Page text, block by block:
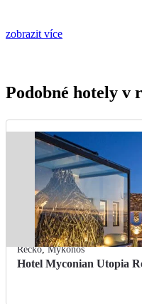
zobrazit více
Podobné hotely v
Řecko,Mykonos
Hotel Myconian Utopia